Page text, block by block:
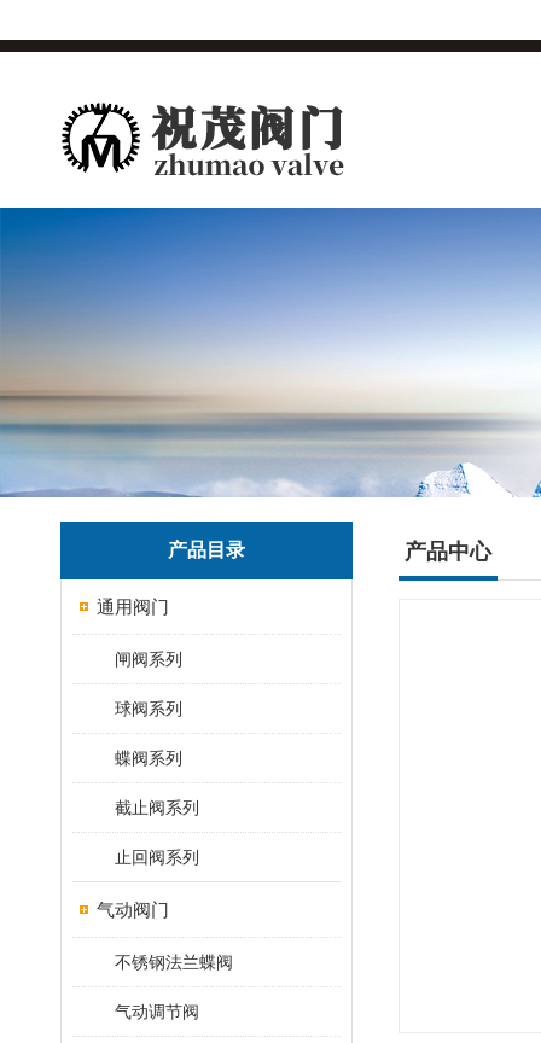
产品目录
通用阀门
闸阀系列
球阀系列
蝶阀系列
截止阀系列
止回阀系列
气动阀门
不锈钢法兰蝶阀
气动调节阀
产品中心